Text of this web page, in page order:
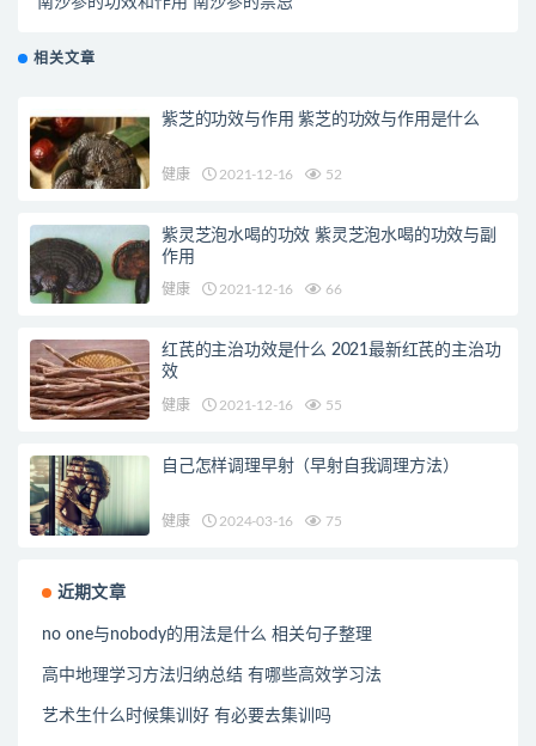
相关文章
紫芝的功效与作用 紫芝的功效与作用是什么
健康 2021-12-16 52
紫灵芝泡水喝的功效 紫灵芝泡水喝的功效与副
作用
健康 2021-12-16 66
红芪的主治功效是什么 2021最新红芪的主治功
效
健康 2021-12-16 55
自己怎样调理早射（早射自我调理方法）
健康 2024-03-16 75
近期文章
no one与nobody的用法是什么 相关句子整理
高中地理学习方法归纳总结 有哪些高效学习法
艺术生什么时候集训好 有必要去集训吗